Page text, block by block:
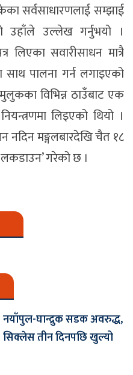
सर्वसाधारणलाई सम्झाई
उहाँले उल्लेख गर्नुभयो ।
लिएका सवारीसाधन मात्रै
पालना गर्न लगाइएको
विभिन्न ठाउँबाट एक
लिइएको थियो ।
नदिन मङ्गलबारदेखि चैत १८
गरेको छ ।
नयाँपुल-घान्द्रुक सडक अवरुद्ध,
सिक्लेस तीन दिनपछि खुल्यो